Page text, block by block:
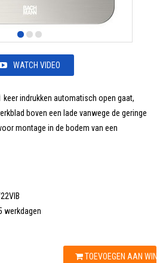
WATCH VIDEO
indrukken automatisch open gaat,
boven een lade vanwege de geringe
montage in de bodem van een
werkdagen
TOEVOEGEN AAN